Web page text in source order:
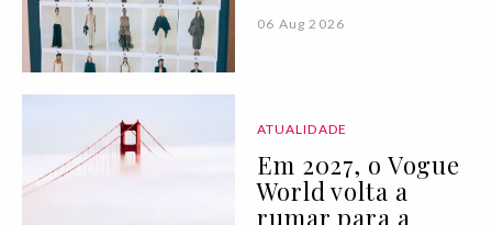
06 Aug 2026
ATUALIDADE
Em 2027, o Vogue
World volta a
rumar para a